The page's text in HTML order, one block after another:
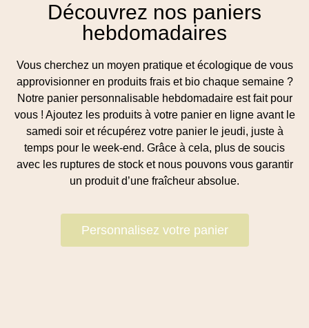
Découvrez nos paniers
hebdomadaires
Vous cherchez un moyen pratique et écologique de vous
approvisionner en produits frais et bio chaque semaine ?
Notre panier personnalisable hebdomadaire est fait pour
vous ! Ajoutez les produits à votre panier en ligne avant le
samedi soir et récupérez votre panier le jeudi, juste à
temps pour le week-end. Grâce à cela, plus de soucis
avec les ruptures de stock et nous pouvons vous garantir
un produit d’une fraîcheur absolue.
Personnalisez votre panier